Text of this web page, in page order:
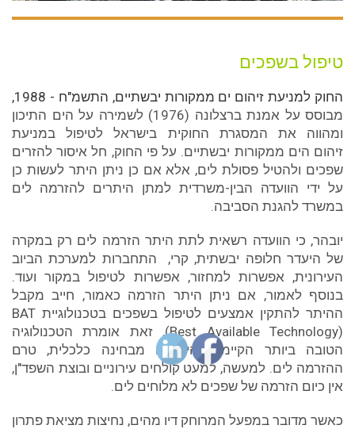
טיפול בשפכים
החוק למניעת זיהום ים ממקורות יבשתיים, התשמ"ח - 1988,
מבוסס על אמנת ברצלונה (1976) לשמירה על הים התיכון
ומהווה את המסגרת החוקית בישראל לטיפול במניעת
זיהום הים ממקורות יבשתיים. על פי החוק, חל איסור להזרים
שפכים ולהטיל פסולת לים, אלא אם כן ניתן היתר לעשות כן
על ידי הוועדה הבין-משרדית למתן היתרים להזרמה לים
במשרד להגנת הסביבה.
יובהר, כי הוועדה רשאית לתת היתר הזרמה לים רק במקרה
של היעדר חלופה יבשתית, קרי, התחברות למערכת הביוב
העירונית, אפשרות למחזור, אפשרות לטיפול במקור ועוד.
בנוסף לאמור, אם ניתן היתר הזרמה כאמור, חייב מקבל
ההיתר להתקין אמצעים לטיפול בשפכים בטכנולוגיית BAT
(Best Available Technology), זאת אומרת הטכנולוגיה
הטובה ביותר הקיימת והישימה מבחינה כלכלית, טרם
ההזרמה לים. למעשה, למעט קולחים עירוניים ובוצת השפד"ן,
אין כיום הזרמה של שפכים לא מלוחים לים.
כאשר מדובר במפעל המרוחק דיו מהים, נחיצות מציאת פתרון